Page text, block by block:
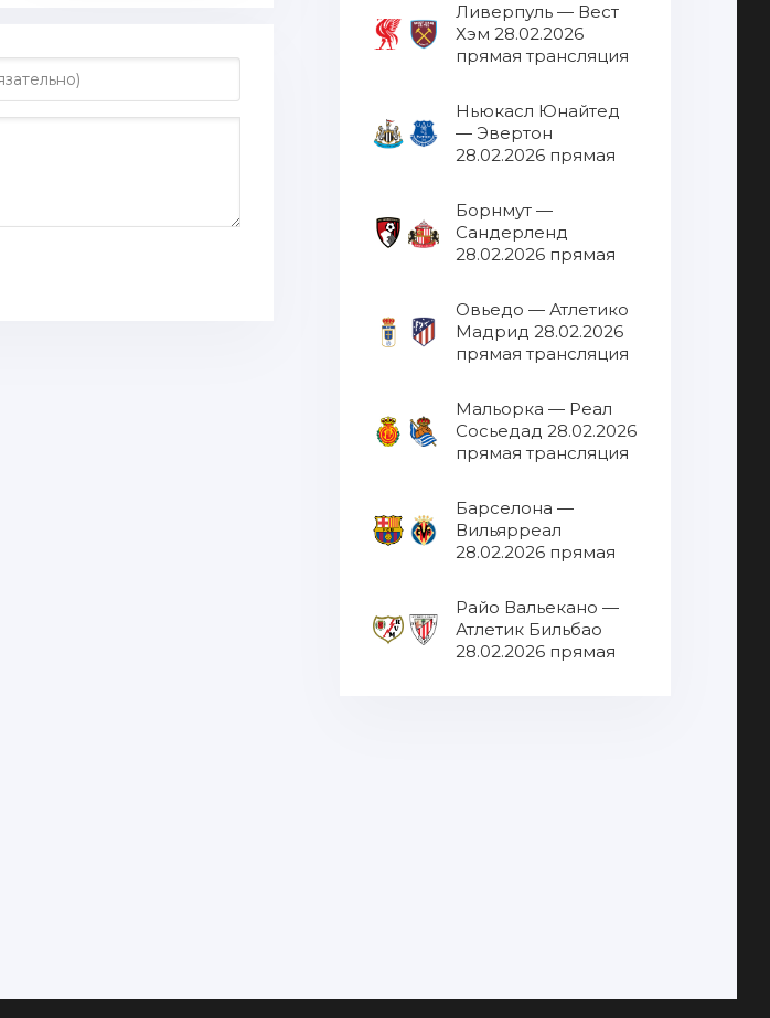
Ливерпуль — Вест
Хэм 28.02.2026
прямая трансляция
Ньюкасл Юнайтед
— Эвертон
28.02.2026 прямая
Борнмут —
Сандерленд
28.02.2026 прямая
Овьедо — Атлетико
Мадрид 28.02.2026
прямая трансляция
Мальорка — Реал
Сосьедад 28.02.2026
прямая трансляция
Барселона —
Вильярреал
28.02.2026 прямая
Райо Вальекано —
Атлетик Бильбао
28.02.2026 прямая